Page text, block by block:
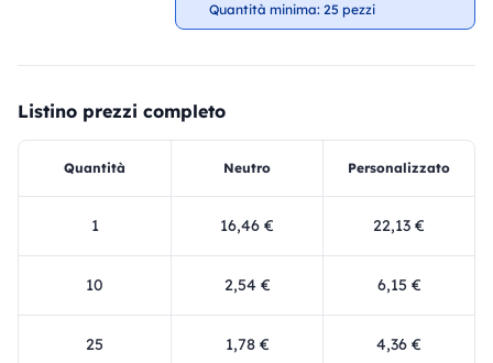
Quantità minima: 25 pezzi
Listino prezzi completo
Quantità Neutro Personalizzato
1 16,46 € 22,13 €
10 2,54 € 6,15 €
25 1,78 € 4,36 €